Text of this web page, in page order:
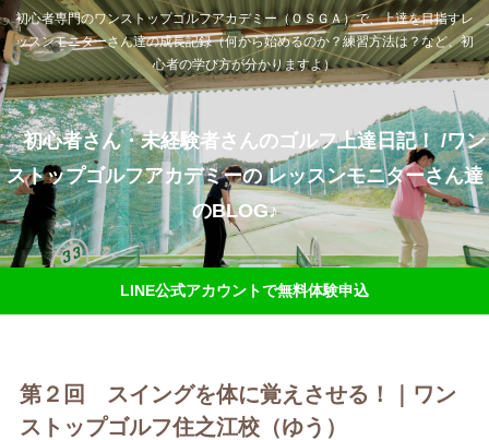
初心者専門のワンストップゴルフアカデミー（ＯＳＧＡ）で、上達を目指すレ
ッスンモニターさん達の成長記録（何から始めるのか？練習方法は？など、初
心者の学び方が分かりますよ）
初心者さん・未経験者さんのゴルフ上達日記！ /ワン
ストップゴルフアカデミーの レッスンモニターさん達
のBLOG♪
LINE公式アカウントで無料体験申込
第２回 スイングを体に覚えさせる！｜ワン
ストップゴルフ住之江校（ゆう）